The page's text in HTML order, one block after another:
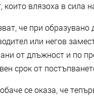
които влязоха в сила
че при
или негов
от длъжност и по
срок от
се оказа, че